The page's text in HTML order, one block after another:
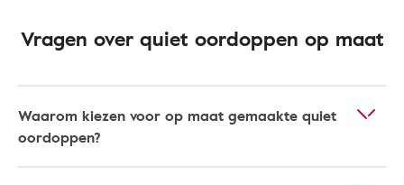
Vragen over quiet oordoppen op maat
Waarom kiezen voor op maat gemaakte quiet
oordoppen?